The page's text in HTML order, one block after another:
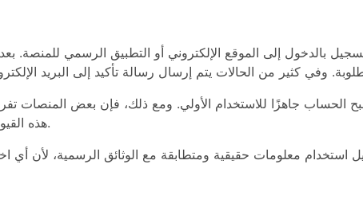
بالدخول إلى الموقع الإلكتروني أو التطبيق الرسمي
الحساب جاهزًا للاستخدام الأولي. ومع ذلك، فإن بعض المنصات
هذه القيود حدودًا على الإيداع أو السحب أو المشاركة في بعض العروض الترويجية.
استخدام معلومات حقيقية ومتطابقة مع الوثائق الرسمية، لأن أي